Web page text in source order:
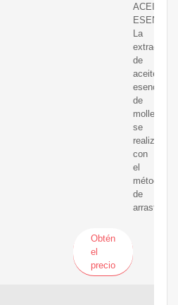
ACEITE
ESENCIAL
La
extracción
de
aceite
esencial
de
molle
se
realizó
con
el
método
de
arrastre
Obtén
el
precio